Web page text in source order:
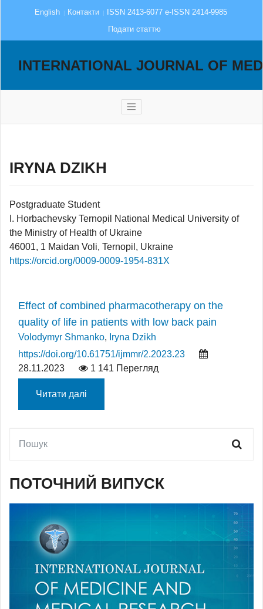
English Контакти
ISSN 2413-6077 e-ISSN 2414-9985
Подати статтю
INTERNATIONAL JOURNAL OF
IRYNA DZIKH
Postgraduate Student
I. Horbachevsky Ternopil National Medical University of
the Ministry of Health of Ukraine
46001, 1 Maidan Voli, Ternopil, Ukraine
https://orcid.org/0009-0009-1954-831X
Effect of combined pharmacotherapy on the
quality of life in patients with low back pain
Volodymyr Shmanko, Iryna Dzikh
https://doi.org/10.61751/ijmmr/2.2023.23
28.11.2023
1 141 Перегляд
Читати далі
ПОТОЧНИЙ ВИПУСК